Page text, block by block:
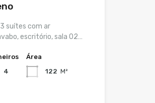
suítes com ar
escritório, sala 02…
4
Área
122 M²